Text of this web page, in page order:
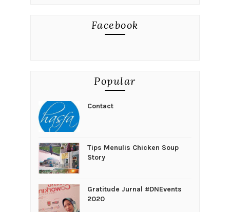
Facebook
Popular
Contact
Tips Menulis Chicken Soup
Story
Gratitude Jurnal #DNEvents
2020